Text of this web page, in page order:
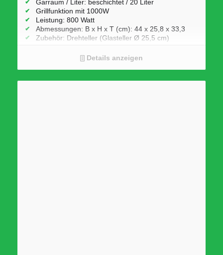
Garraum / Liter: beschichtet / 20 Liter
Grillfunktion mit 1000W
Leistung: 800 Watt
Abmessungen: B x H x T (cm): 44 x 25,8 x 33,3
Zubehör: Drehteller (Glasteller Ø 25,5 cm)
Details anzeigen